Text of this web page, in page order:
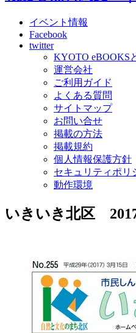
イベント情報
Facebook
twitter
KYOTO eBOOKS
運営会社
ご利用ガイド
よくある質問
サイトマップ
お問い合せ
掲載の方法
掲載規約
個人情報保護方針
セキュリティポリ
動作環境
いきいき北区